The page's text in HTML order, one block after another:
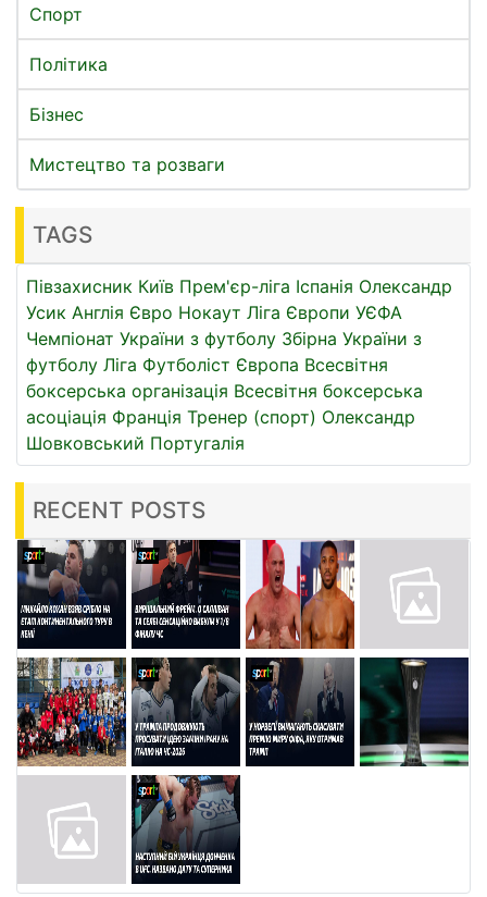
Спорт
Політика
Бізнес
Мистецтво та розваги
TAGS
Півзахисник Київ Прем'єр-ліга Іспанія Олександр
Усик Англія Євро Нокаут Ліга Європи УЄФА
Чемпіонат України з футболу Збірна України з
футболу Ліга Футболіст Європа Всесвітня
боксерська організація Всесвітня боксерська
асоціація Франція Тренер (спорт) Олександр
Шовковський Португалія
RECENT POSTS